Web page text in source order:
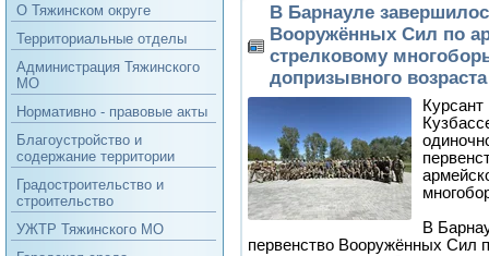
О Тяжинском округе
Территориальные отделы
Администрация Тяжинского
МО
Нормативно - правовые акты
Благоустройство и
содержание территории
Градостроительство и
строительство
УЖТР Тяжинского МО
В Барнауле
Вооружённых Сил по
стрелковому
допризывного возраста
В
первенство Вооружённых Сил